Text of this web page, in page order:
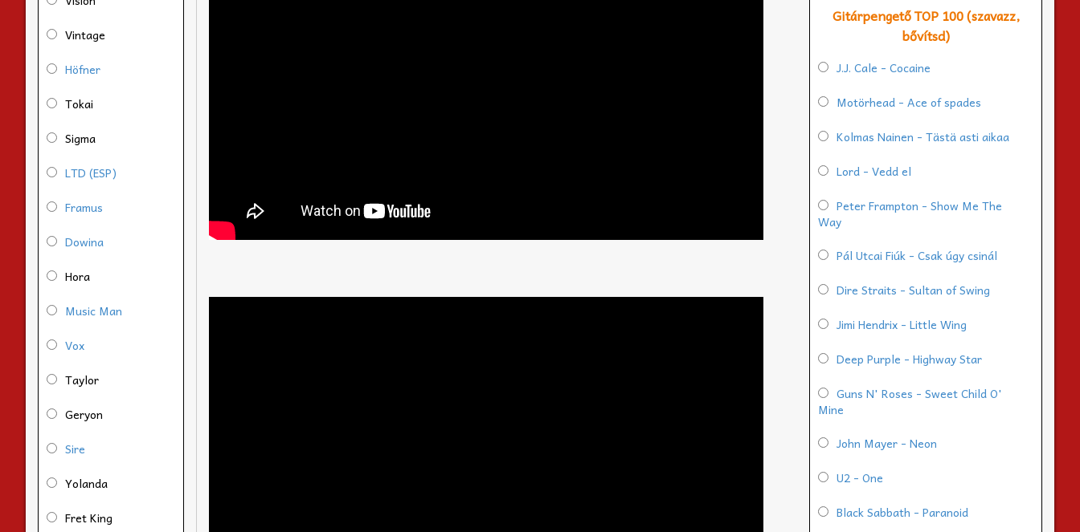
Vintage
Höfner
Tokai
Sigma
LTD (ESP)
Framus
Dowina
Hora
Music Man
Vox
Taylor
Geryon
Sire
Yolanda
Fret King
Gitárpengető TOP 100 (szavazz,
bővítsd)
J.J. Cale - Cocaine
Motörhead - Ace of spades
Kolmas Nainen - Tästä asti aikaa
Lord - Vedd el
Peter Frampton - Show Me The
Way
Pál Utcai Fiúk - Csak úgy csinál
Dire Straits - Sultan of Swing
Jimi Hendrix - Little Wing
Deep Purple - Highway Star
Guns N' Roses - Sweet Child O'
Mine
John Mayer - Neon
U2 - One
Black Sabbath - Paranoid